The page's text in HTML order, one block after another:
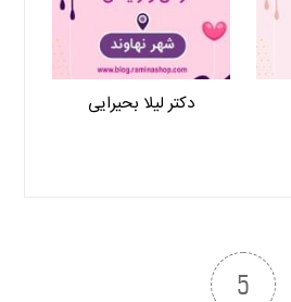
دکتر لیلا بحیرایی
5